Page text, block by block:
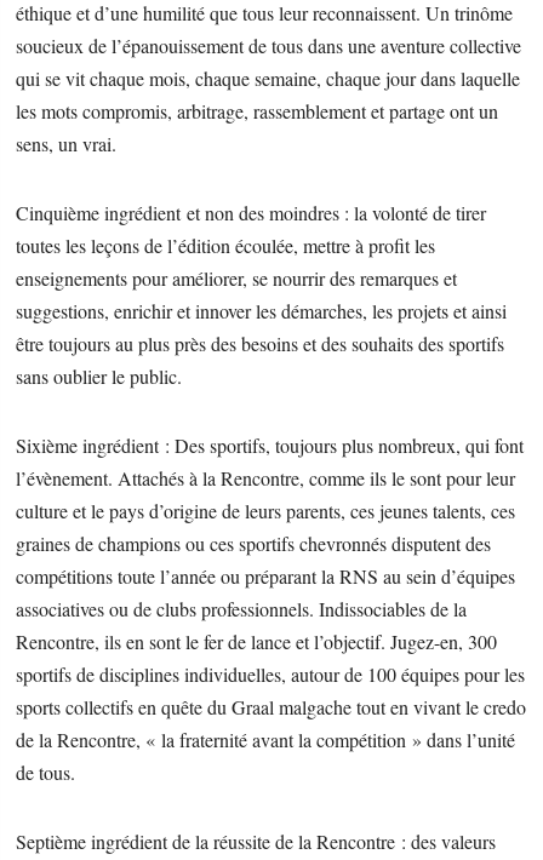
éthique et d’une humilité que tous leur reconnaissent. Un trinôme
soucieux de l’épanouissement de tous dans une aventure collective
qui se vit chaque mois, chaque semaine, chaque jour dans laquelle
les mots compromis, arbitrage, rassemblement et partage ont un
sens, un vrai.
Cinquième ingrédient et non des moindres : la volonté de tirer
toutes les leçons de l’édition écoulée, mettre à profit les
enseignements pour améliorer, se nourrir des remarques et
suggestions, enrichir et innover les démarches, les projets et ainsi
être toujours au plus près des besoins et des souhaits des sportifs
sans oublier le public.
Sixième ingrédient : Des sportifs, toujours plus nombreux, qui font
l’évènement. Attachés à la Rencontre, comme ils le sont pour leur
culture et le pays d’origine de leurs parents, ces jeunes talents, ces
graines de champions ou ces sportifs chevronnés disputent des
compétitions toute l’année ou préparant la RNS au sein d’équipes
associatives ou de clubs professionnels. Indissociables de la
Rencontre, ils en sont le fer de lance et l’objectif. Jugez-en, 300
sportifs de disciplines individuelles, autour de 100 équipes pour les
sports collectifs en quête du Graal malgache tout en vivant le credo
de la Rencontre, « la fraternité avant la compétition » dans l’unité
de tous.
Septième ingrédient de la réussite de la Rencontre : des valeurs